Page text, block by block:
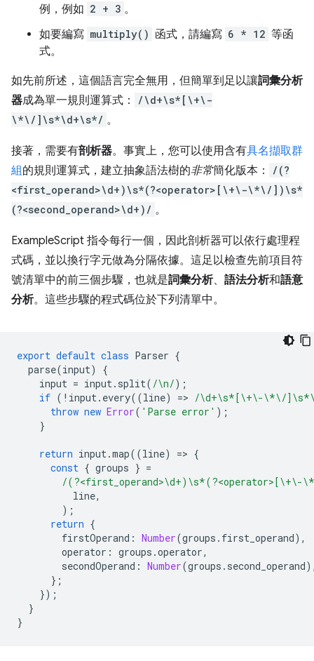
例，例如 2 + 3 。
如要編寫 multiply() 函式，請編寫 6 * 12 等函
式。
如先前所述，這個語言完全無用，但簡單到足以讓詞彙分析
器成為單一規則運算式：
/\d+\s*[\+\-
\*\/]\s*\d+\s*/ 。
接著，需要有剖析器。事實上，您可以使用含有具名擷取群
組的規則運算式，建立抽象語法樹的非常簡化版本：
/(?
<first_operand>\d+)\s*(?<operator>[\+\-\*\/])\s*
(?<second_operand>\d+)/ 。
ExampleScript 指令每行一個，因此剖析器可以依行處理程
式碼，並以換行字元做為分隔依據。這足以檢查先前項目符
號清單中的前三個步驟，也就是詞彙分析、 語法分析和語意
分析。這些步驟的程式碼位於下列清單中。
export default class Parser {
parse(input)
{
input = input . split( /\n/);
if ( ! input . every((line) => /\d+\s*[\+\-\*\/
throw new Error( 'Parse error' );
}
return input .map((line) => {
const { groups } =
/(?<first_operand>\d+)\s*(?<operator>[\+\-
line,
);
return {
firstOperand : Number(groups . first_operand),
operator : groups .operator,
secondOperand : Number(groups . second_operand
};
});
}
}